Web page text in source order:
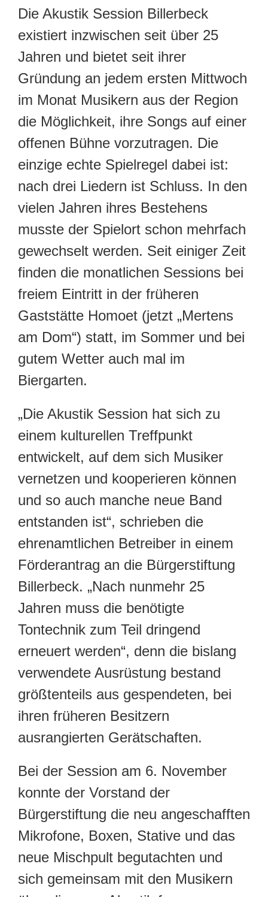
Die Akustik Session Billerbeck
existiert inzwischen seit über 25
Jahren und bietet seit ihrer
Gründung an jedem ersten Mittwoch
im Monat Musikern aus der Region
die Möglichkeit, ihre Songs auf einer
offenen Bühne vorzutragen. Die
einzige echte Spielregel dabei ist:
nach drei Liedern ist Schluss. In den
vielen Jahren ihres Bestehens
musste der Spielort schon mehrfach
gewechselt werden. Seit einiger Zeit
finden die monatlichen Sessions bei
freiem Eintritt in der früheren
Gaststätte Homoet (jetzt „Mertens
am Dom“) statt, im Sommer und bei
gutem Wetter auch mal im
Biergarten.
„Die Akustik Session hat sich zu
einem kulturellen Treffpunkt
entwickelt, auf dem sich Musiker
vernetzen und kooperieren können
und so auch manche neue Band
entstanden ist“, schrieben die
ehrenamtlichen Betreiber in einem
Förderantrag an die Bürgerstiftung
Billerbeck. „Nach nunmehr 25
Jahren muss die benötigte
Tontechnik zum Teil dringend
erneuert werden“, denn die bislang
verwendete Ausrüstung bestand
größtenteils aus gespendeten, bei
ihren früheren Besitzern
ausrangierten Gerätschaften.
Bei der Session am 6. November
konnte der Vorstand der
Bürgerstiftung die neu angeschafften
Mikrofone, Boxen, Stative und das
neue Mischpult begutachten und
sich gemeinsam mit den Musikern